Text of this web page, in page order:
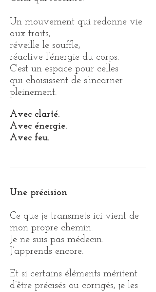
Un mouvement qui redonne vie
aux traits,
réveille le souffle,
réactive l’énergie du corps.
C'est un espace pour celles
qui choisissent de s’incarner
pleinement.
Avec clarté.
Avec énergie.
Avec feu.
Une précision
Ce que je transmets ici vient de
mon propre chemin.
Je ne suis pas médecin.
J’apprends encore.
Et si certains éléments méritent
d’être précisés ou corrigés, je les